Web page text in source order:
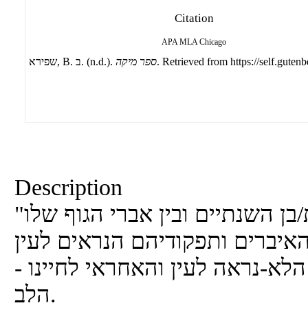
Citation
APA MLA Chicago
שפירא, B. ב. (n.d.). ספר מיקה. Retrieved from https://
Description
"ספר מיקה" עורך היכרות בין בת/בן השנתיים ובין אברי הגוף שלו
ותפקודיהם הנראים לעין
נראה לעין והאחראי לחיינו -
הלב.